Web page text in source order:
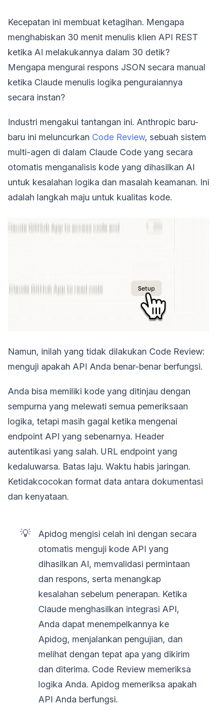
Kecepatan ini membuat ketagihan. Mengapa
menghabiskan 30 menit menulis klien API REST
ketika AI melakukannya dalam 30 detik?
Mengapa mengurai respons JSON secara manual
ketika Claude menulis logika penguraiannya
secara instan?
Industri mengakui tantangan ini. Anthropic baru-
baru ini meluncurkan Code Review, sebuah sistem
multi-agen di dalam Claude Code yang secara
otomatis menganalisis kode yang dihasilkan AI
untuk kesalahan logika dan masalah keamanan. Ini
adalah langkah maju untuk kualitas kode.
Namun, inilah yang tidak dilakukan Code Review:
menguji apakah API Anda benar-benar berfungsi.
Anda bisa memiliki kode yang ditinjau dengan
sempurna yang melewati semua pemeriksaan
logika, tetapi masih gagal ketika mengenai
endpoint API yang sebenarnya. Header
autentikasi yang salah. URL endpoint yang
kedaluwarsa. Batas laju. Waktu habis jaringan.
Ketidakcocokan format data antara dokumentasi
dan kenyataan.
💡
Apidog mengisi celah ini dengan secara
otomatis menguji kode API yang
dihasilkan AI, memvalidasi permintaan
dan respons, serta menangkap
kesalahan sebelum penerapan. Ketika
Claude menghasilkan integrasi API,
Anda dapat menempelkannya ke
Apidog, menjalankan pengujian, dan
melihat dengan tepat apa yang dikirim
dan diterima. Code Review memeriksa
logika Anda. Apidog memeriksa apakah
API Anda berfungsi.